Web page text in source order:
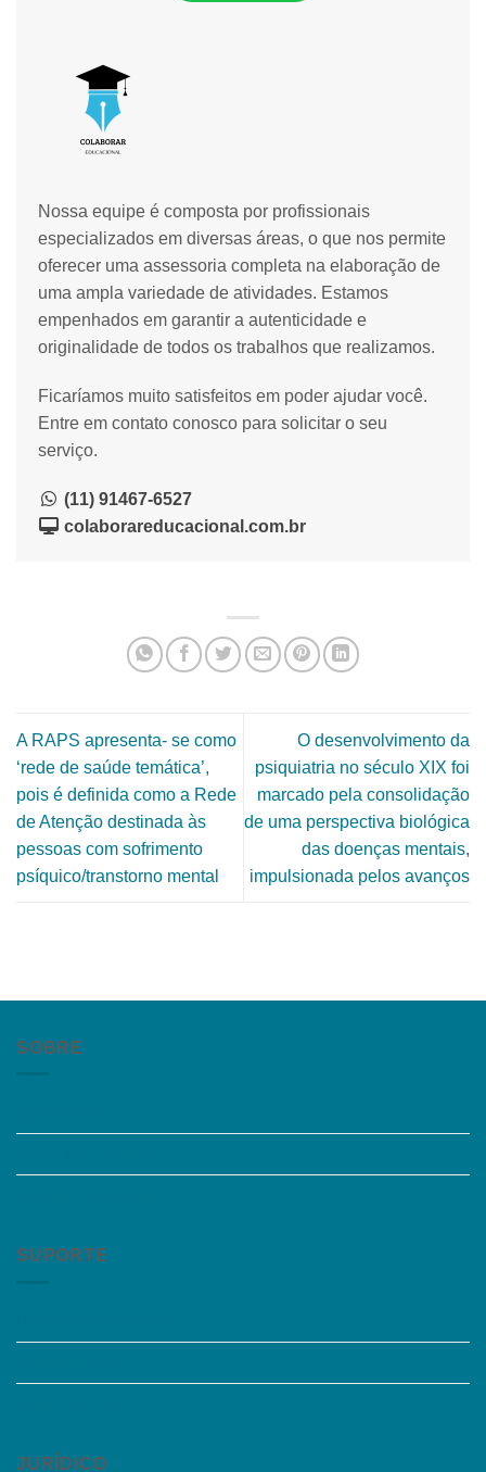
Nossa equipe é composta por profissionais
especializados em diversas áreas, o que nos permite
oferecer uma assessoria completa na elaboração de
uma ampla variedade de atividades. Estamos
empenhados em garantir a autenticidade e
originalidade de todos os trabalhos que realizamos.
Ficaríamos muito satisfeitos em poder ajudar você.
Entre em contato conosco para solicitar o seu
serviço.
(11) 91467-6527
colaborareducacional.com.br
A RAPS apresenta- se como
‘rede de saúde temática’,
pois é definida como a Rede
de Atenção destinada às
pessoas com sofrimento
psíquico/transtorno mental
O desenvolvimento da
psiquiatria no século XIX foi
marcado pela consolidação
de uma perspectiva biológica
das doenças mentais,
impulsionada pelos avanços
SOBRE
SUPORTE
JURÍDICO